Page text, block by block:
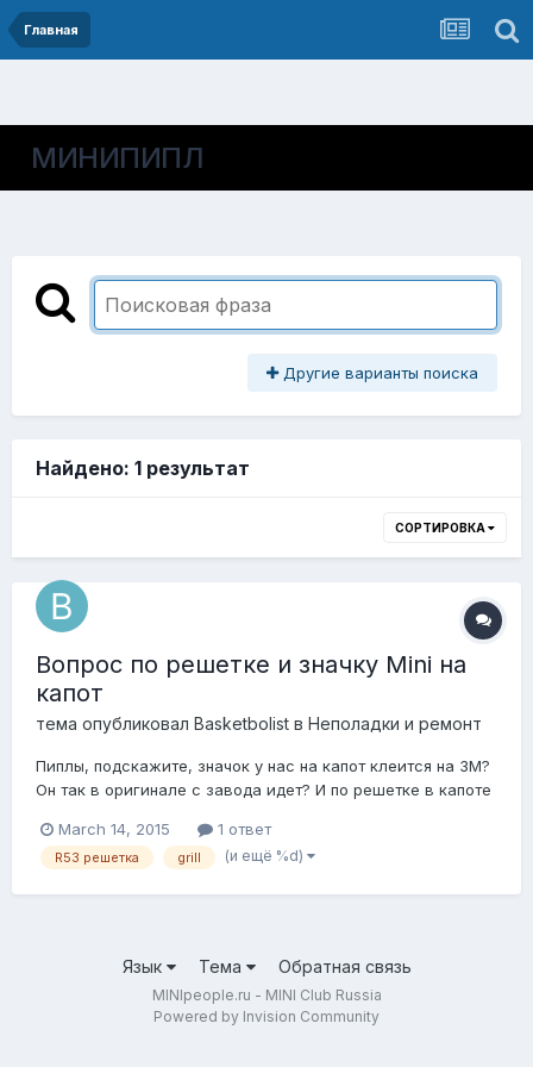
Главная
МИНИПИПЛ
Другие варианты поиска
Найдено: 1 результат
СОРТИРОВКА
Вопрос по решетке и значку Mini на
капот
тема опубликовал Basketbolist в Неполадки и ремонт
Пиплы, подскажите, значок у нас на капот клеится на 3M?
Он так в оригинале с завода идет? И по решетке в капоте
на черную аля JCW, то она сразу к капоту крепится, или
тоже через черный переходник(кронштейн), к которому
March 14, 2015 1 ответ
R53 решетка grill (и ещё %d)
Язык Тема Обратная связь
MINIpeople.ru - MINI Club Russia
Powered by Invision Community